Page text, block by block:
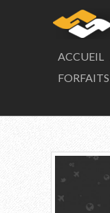
ACCUEIL
FORFAITS